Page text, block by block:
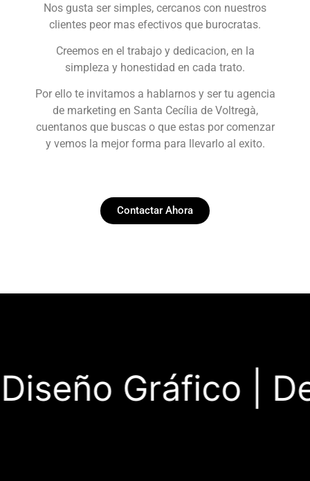
Nos gusta ser simples, cercanos con nuestros
clientes peor mas efectivos que burocratas.
Creemos en el trabajo y dedicacion, en la
simpleza y honestidad en cada trato.
Por ello te invitamos a hablarnos y ser tu agencia
de marketing en Santa Cecília de Voltregà,
cuentanos que buscas o que estas por comenzar
y vemos la mejor forma para llevarlo al exito.
Contactar Ahora
Gráfico |